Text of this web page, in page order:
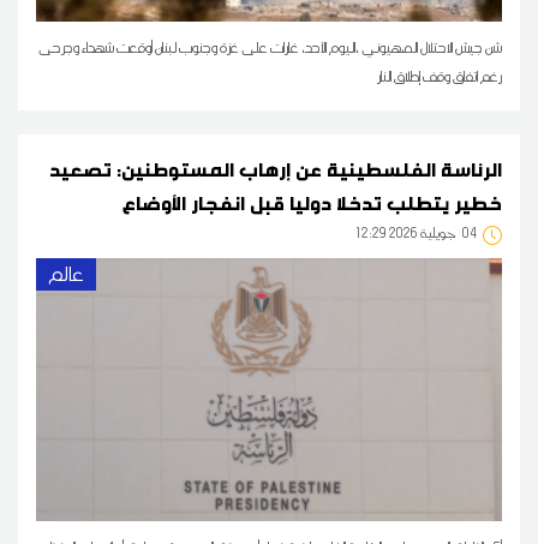
شن جيش الاحتلال الصهيوني ،اليوم الأحد، غارات على غزة وجنوب لبنان أوقعت شهداء وجرحى
رغم اتفاق وقف إطلاق النار
الرئاسة الفلسطينية عن إرهاب المستوطنين: تصعيد
خطير يتطلب تدخلا دوليا قبل انفجار الأوضاع
04 12:29 2026 جويلية
عالم